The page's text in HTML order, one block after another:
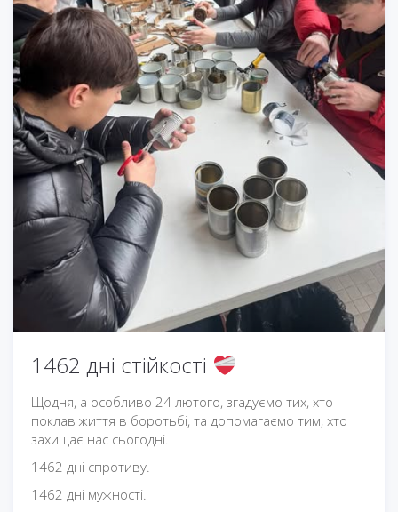
1462 дні стійкості
Щодня, а особливо 24 лютого, згадуємо тих, хто
поклав життя в боротьбі, та допомагаємо тим, хто
захищає нас сьогодні.
1462 дні спротиву.
1462 дні мужності.